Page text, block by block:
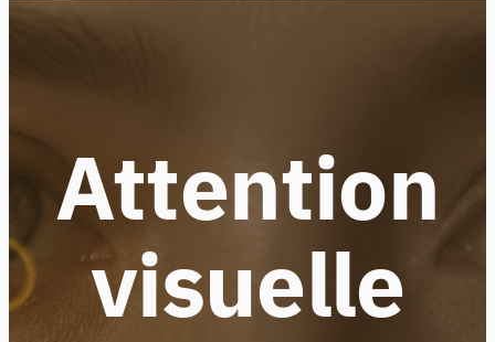
Attention
visuelle